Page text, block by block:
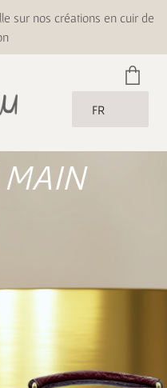
sur nos créations en cuir de
FR
MAIN